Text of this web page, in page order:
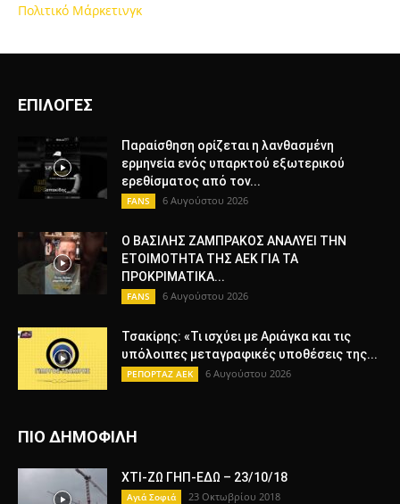
Πολιτικό Μάρκετινγκ
ΕΠΙΛΟΓΕΣ
Παραίσθηση ορίζεται η λανθασμένη
ερμηνεία ενός υπαρκτού εξωτερικού
ερεθίσματος από τον...
FANS 6 Αυγούστου 2026
Ο ΒΑΣΙΛΗΣ ΖΑΜΠΡΑΚΟΣ ΑΝΑΛΥΕΙ ΤΗΝ
ΕΤΟΙΜΟΤΗΤΑ ΤΗΣ ΑΕΚ ΓΙΑ ΤΑ
ΠΡΟΚΡΙΜΑΤΙΚΑ...
FANS 6 Αυγούστου 2026
Τσακίρης: «Τι ισχύει με Αριάγκα και τις
υπόλοιπες μεταγραφικές υποθέσεις της...
ΡΕΠΟΡΤΑΖ ΑΕΚ 6 Αυγούστου 2026
ΠΙΟ ΔΗΜΟΦΙΛΗ
ΧΤΙ-ΖΩ ΓΗΠ-ΕΔΩ – 23/10/18
Αγιά Σοφιά 23 Οκτωβρίου 2018